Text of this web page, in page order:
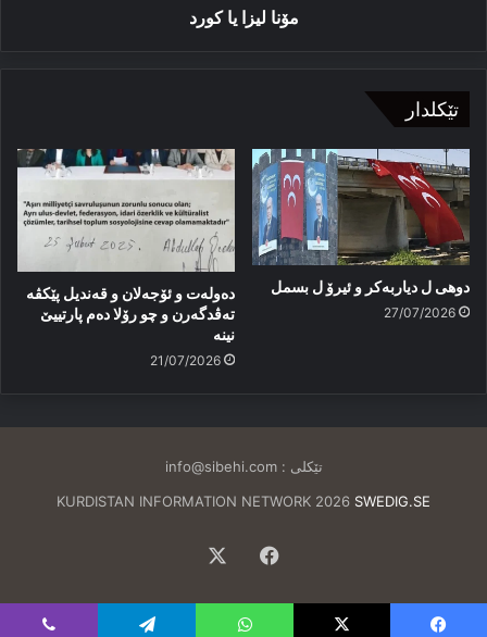
مۆنا لیزا یا كورد
تێکلدار
دوهی ل دیاربەکر و ئیرۆ ل بسمل
27/07/2026
دەولەت و ئۆجەلان و قەندیل پێکڤە
تەڤدگەرن و چو رۆلا دەم پارتییێ
نینە
21/07/2026
تێکلی :info@sibehi.com
KURDISTAN INFORMATION NETWORK 2026 SWEDIG.SE
Facebook